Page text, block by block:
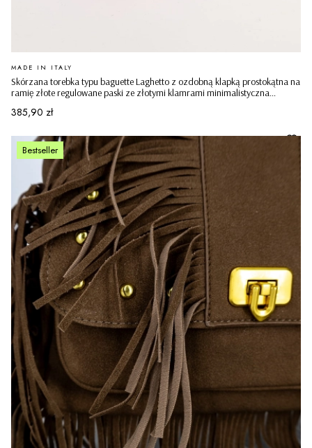
Skórzana torebka typu baguette Laghetto z ozdobną klapką prostokątna na
ramię złote regulowane paski ze złotymi klamrami minimalistyczna
PRODUCENT
MADE IN ITALY
Cena
385,90 zł
Bestseller